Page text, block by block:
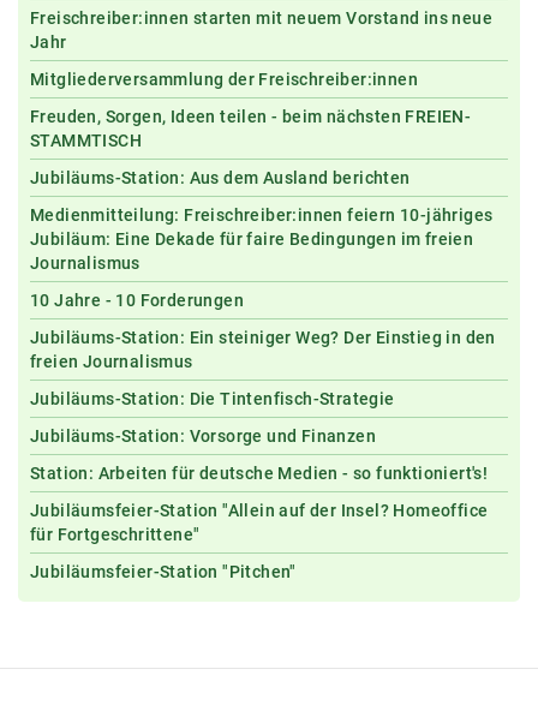
Freischreiber:innen starten mit neuem Vorstand ins neue
Jahr
Mitgliederversammlung der Freischreiber:innen
Freuden, Sorgen, Ideen teilen - beim nächsten FREIEN-
STAMMTISCH
Jubiläums-Station: Aus dem Ausland berichten
Medienmitteilung: Freischreiber:innen feiern 10-jähriges
Jubiläum: Eine Dekade für faire Bedingungen im freien
Journalismus
10 Jahre - 10 Forderungen
Jubiläums-Station: Ein steiniger Weg? Der Einstieg in den
freien Journalismus
Jubiläums-Station: Die Tintenfisch-Strategie
Jubiläums-Station: Vorsorge und Finanzen
Station: Arbeiten für deutsche Medien - so funktioniert's!
Jubiläumsfeier-Station "Allein auf der Insel? Homeoffice
für Fortgeschrittene"
Jubiläumsfeier-Station "Pitchen"